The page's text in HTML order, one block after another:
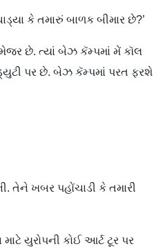
કે તમારું બાળક બીમાર છે?’
મેજર છે. ત્યાં બેઝ કૅમ્પમાં મેં કૉલ
પર છે. બેઝ કૅમ્પમાં પરત ફરશે
તેને ખબર પહોંચાડી કે તમારી
યુરોપની કોઈ આર્ટ ટૂર પર